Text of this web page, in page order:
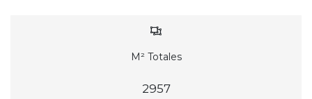
M² Totales
2957